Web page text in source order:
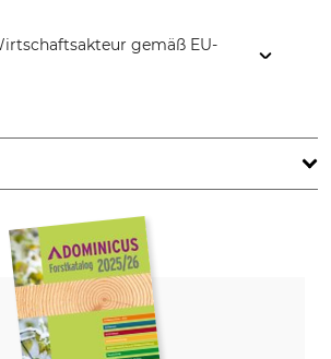
gemäß EU-
www.flora.biz
Herstellung
Made in USA